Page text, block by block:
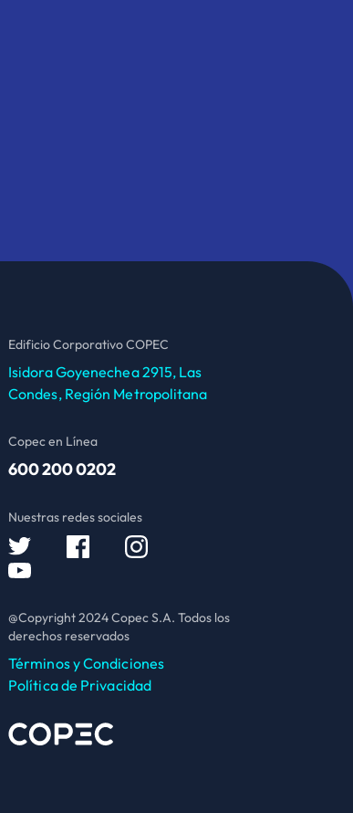
Edificio Corporativo COPEC
Isidora Goyenechea 2915, Las
Condes, Región Metropolitana
Copec en Línea
600 200 0202
Nuestras redes sociales
@Copyright 2024 Copec S.A. Todos los
derechos reservados
Términos y Condiciones
Política de Privacidad